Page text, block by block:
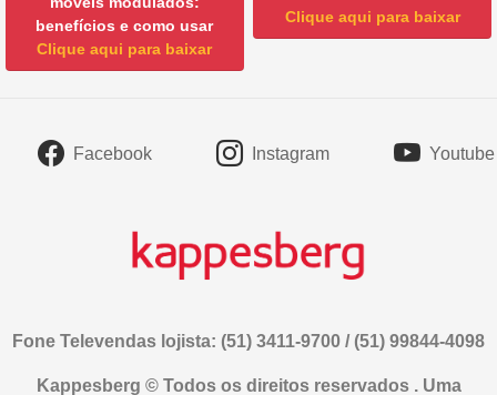
benefícios e como usar
Clique aqui para baixar
Clique aqui para baixar
Facebook Instagram Youtube
Fone Televendas lojista: (51) 3411-9700 / (51) 99844-4098
Kappesberg © Todos os direitos reservados . Uma